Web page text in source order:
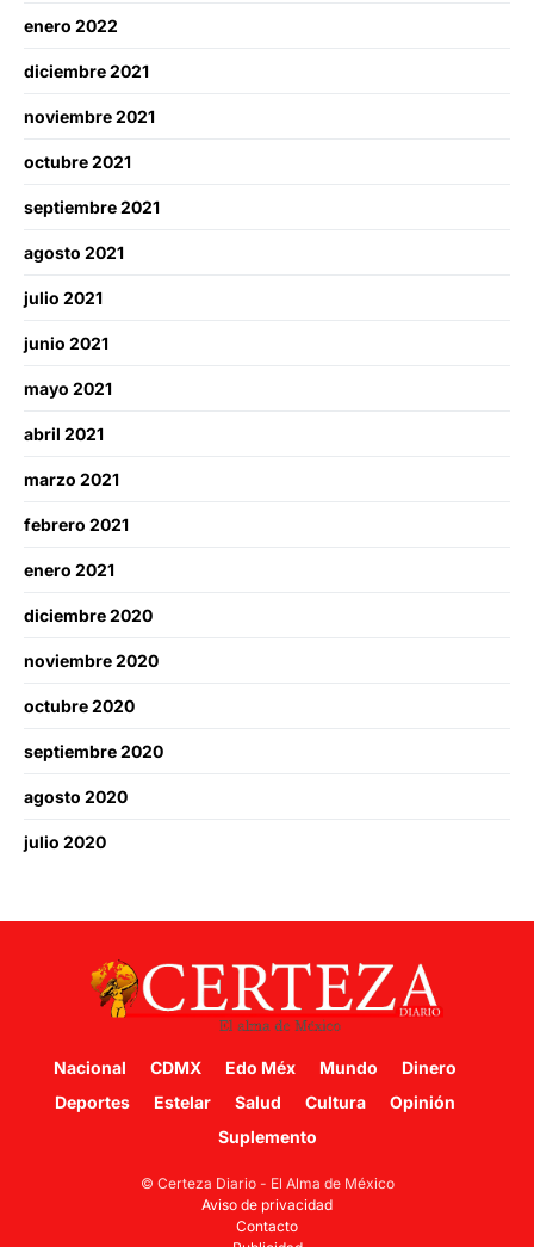
enero 2022
diciembre 2021
noviembre 2021
octubre 2021
septiembre 2021
agosto 2021
julio 2021
junio 2021
mayo 2021
abril 2021
marzo 2021
febrero 2021
enero 2021
diciembre 2020
noviembre 2020
octubre 2020
septiembre 2020
agosto 2020
julio 2020
Nacional CDMX Edo Méx Mundo
Dinero
Deportes
Estelar Salud Cultura
Opinión
Suplemento
© Certeza Diario - El Alma de México
Aviso de privacidad
Contacto